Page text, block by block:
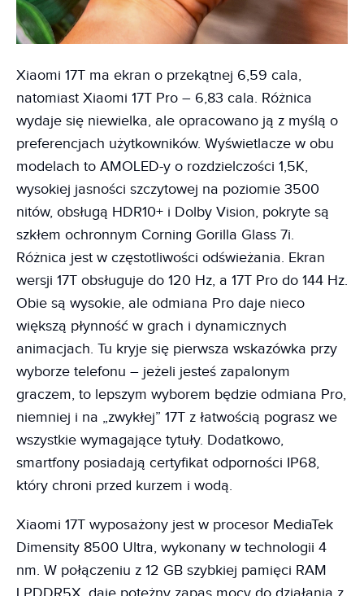
Xiaomi 17T ma ekran o przekątnej 6,59 cala,
natomiast Xiaomi 17T Pro – 6,83 cala. Różnica
wydaje się niewielka, ale opracowano ją z myślą o
preferencjach użytkowników. Wyświetlacze w obu
modelach to AMOLED-y o rozdzielczości 1,5K,
wysokiej jasności szczytowej na poziomie 3500
nitów, obsługą HDR10+ i Dolby Vision, pokryte są
szkłem ochronnym Corning Gorilla Glass 7i.
Różnica jest w częstotliwości odświeżania. Ekran
wersji 17T obsługuje do 120 Hz, a 17T Pro do 144 Hz.
Obie są wysokie, ale odmiana Pro daje nieco
większą płynność w grach i dynamicznych
animacjach. Tu kryje się pierwsza wskazówka przy
wyborze telefonu – jeżeli jesteś zapalonym
graczem, to lepszym wyborem będzie odmiana Pro,
niemniej i na „zwykłej” 17T z łatwością pograsz we
wszystkie wymagające tytuły. Dodatkowo,
smartfony posiadają certyfikat odporności IP68,
który chroni przed kurzem i wodą.
Xiaomi 17T wyposażony jest w procesor MediaTek
Dimensity 8500 Ultra, wykonany w technologii 4
nm. W połączeniu z 12 GB szybkiej pamięci RAM